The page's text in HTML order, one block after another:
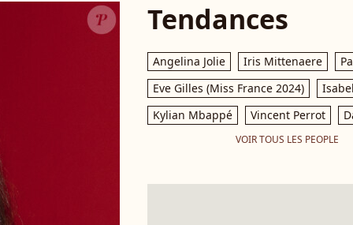
Tendances
Angelina Jolie Iris Mittenaere
Eve Gilles (Miss France 2024)
Kylian Mbappé
Vincent Perrot
VOIR TOUS LES PEOPLE